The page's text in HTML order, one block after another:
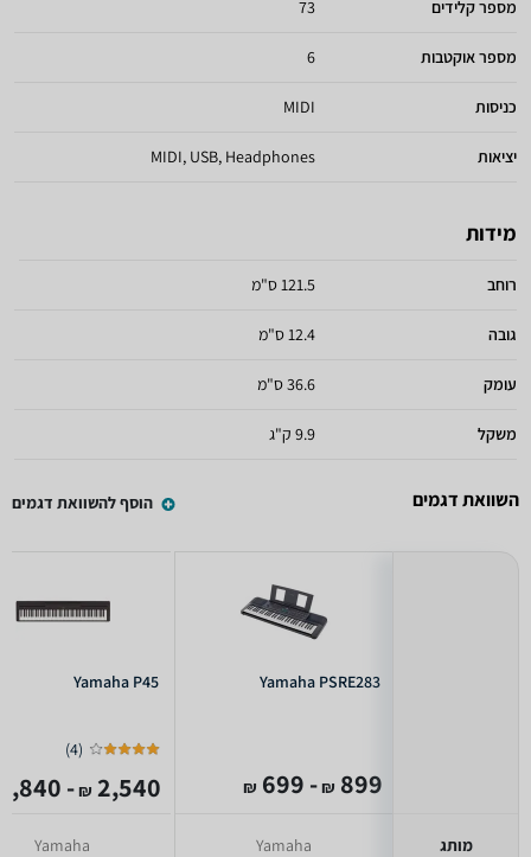
מספר קלידים 73
מספר אוקטבות 6
כניסות MIDI
יציאות MIDI, USB, Headphones
מידות
רוחב 121.5 ס"מ
גובה 12.4 ס"מ
עומק 36.6 ס"מ
משקל 9.9 ק"ג
השוואת דגמים הוסף להשוואת דגמים
מותג
Yamaha PSRE283
899
₪
- 699
₪
Yamaha
Yamaha P45
(
4
)
2,540
₪
- 1,840
Yamaha